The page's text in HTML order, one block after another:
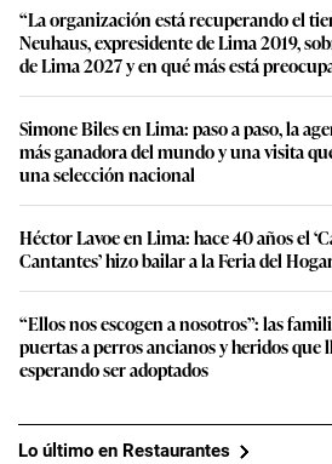
“La organización está recuperando el
Neuhaus, expresidente de Lima 2019,
de Lima 2027 y en qué más está
Simone Biles en Lima: paso a paso, la
más ganadora del mundo y una visita
una selección nacional
Héctor Lavoe en Lima: hace 40 años el
Cantantes’ hizo bailar a la Feria del
“Ellos nos escogen a nosotros”: las
puertas a perros ancianos y heridos que
esperando ser adoptados
Lo último en Restaurantes